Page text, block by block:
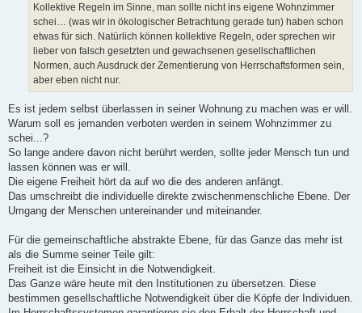
Kollektive Regeln im Sinne, man sollte nicht ins eigene Wohnzimmer
schei… (was wir in ökologischer Betrachtung gerade tun) haben schon
etwas für sich. Natürlich können kollektive Regeln, oder sprechen wir
lieber von falsch gesetzten und gewachsenen gesellschaftlichen
Normen, auch Ausdruck der Zementierung von Herrschaftsformen sein,
aber eben nicht nur.
Es ist jedem selbst überlassen in seiner Wohnung zu machen was er will.
Warum soll es jemanden verboten werden in seinem Wohnzimmer zu
schei...?
So lange andere davon nicht berührt werden, sollte jeder Mensch tun und
lassen können was er will.
Die eigene Freiheit hört da auf wo die des anderen anfängt.
Das umschreibt die individuelle direkte zwischenmenschliche Ebene. Der
Umgang der Menschen untereinander und miteinander.
Für die gemeinschaftliche abstrakte Ebene, für das Ganze das mehr ist
als die Summe seiner Teile gilt:
Freiheit ist die Einsicht in die Notwendigkeit.
Das Ganze wäre heute mit den Institutionen zu übersetzen. Diese
bestimmen gesellschaftliche Notwendigkeit über die Köpfe der Individuen.